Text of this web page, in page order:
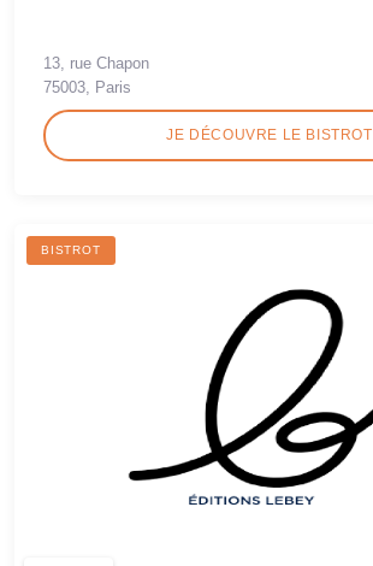
13, rue Chapon
75003, Paris
JE DÉCOUVRE LE BISTROT
BISTROT